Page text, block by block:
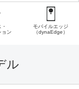
ョン
モバイルエッジ
（dynaEdge）
ル